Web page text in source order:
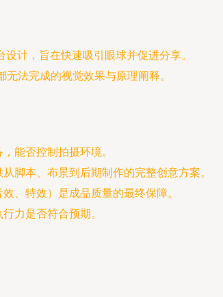
计，旨在快速吸引眼球并促进分享。
法完成的视觉效果与原理阐释。
能否控制拍摄环境。
脚本、布景到后期制作的完整创意方案。
、特效）是成品质量的最终保障。
力是否符合预期。